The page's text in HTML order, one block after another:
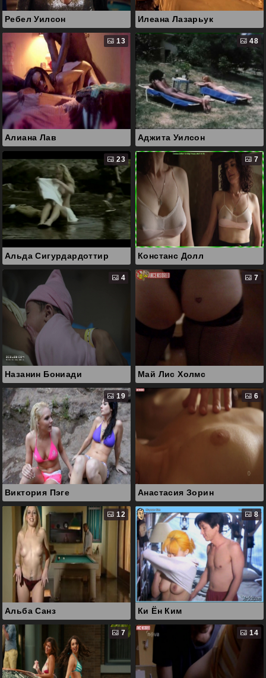
Ребел Уилсон Илеана Лазарьук
13
Алиана Лав
48
Аджита Уилсон
23
Альда Сигурдардоттир
7
Констанс Долл
4
Назанин Бониади
7
Май Лис Холмс
19
Виктория Пэге
6
Анастасия Зорин
12
Альба Санз
8
Ки Ён Ким
7 14